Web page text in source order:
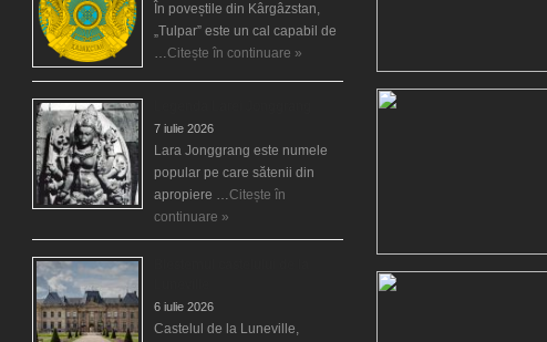
În poveștile din Kârgâzstan,
„Tulpar” este un cal capabil de
…Citește în continuare »
7 iulie 2026
Lara Jonggrang este numele
popular pe care sătenii din
apropiere …Citește în
continuare »
6 iulie 2026
Castelul de la Luneville,